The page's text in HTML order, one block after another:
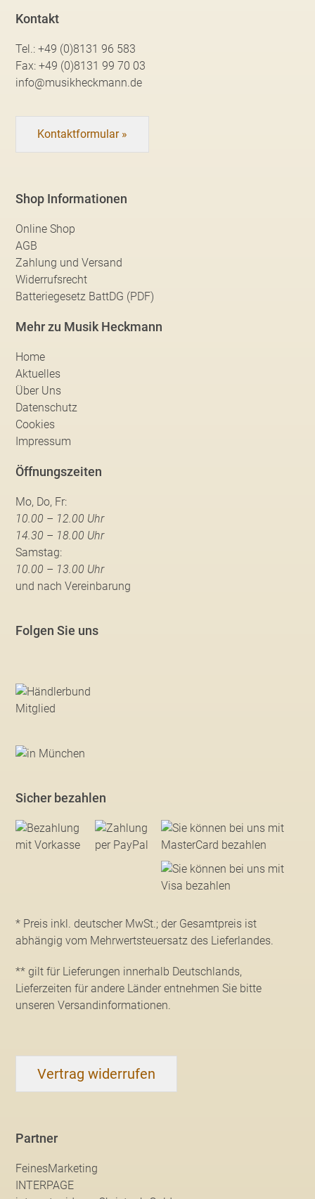
Kontakt
Tel.:+49 (0)8131 96 583
Fax:+49 (0)8131 99 70 03
info@musikheckmann.de
Kontaktformular »
Shop Informationen
Online Shop
AGB
Zahlung und Versand
Widerrufsrecht
Batteriegesetz BattDG (PDF)
Mehr zu Musik Heckmann
Home
Aktuelles
Über Uns
Datenschutz
Cookies
Impressum
Öffnungszeiten
Mo, Do, Fr:
10.00 – 12.00 Uhr
14.30 – 18.00 Uhr
Samstag:
10.00 – 13.00 Uhr
und nach Vereinbarung
Folgen Sie uns
Sicher bezahlen
* Preis inkl. deutscher MwSt.; der Gesamtpreis ist
abhängig vom Mehrwertsteuersatz des Lieferlandes.
** gilt für Lieferungen innerhalb Deutschlands,
Lieferzeiten für andere Länder entnehmen Sie bitte
unseren Versandinformationen.
Vertrag widerrufen
Partner
FeinesMarketing
INTERPAGE